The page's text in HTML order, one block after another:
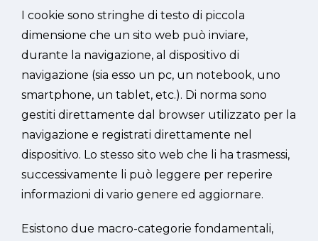
Editoria
Sussidi CVS
Italiano
I cookie sono stringhe di testo di piccola
dimensione che un sito web può inviare,
durante la navigazione, al dispositivo di
navigazione (sia esso un pc, un notebook, uno
smartphone, un tablet, etc.). Di norma sono
gestiti direttamente dal browser utilizzato per la
navigazione e registrati direttamente nel
dispositivo. Lo stesso sito web che li ha trasmessi,
successivamente li può leggere per reperire
informazioni di vario genere ed aggiornare.
Esistono due macro-categorie fondamentali,